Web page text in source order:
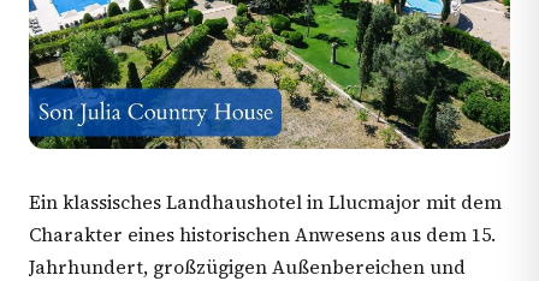
Ein klassisches Landhaushotel in Llucmajor mit dem
Charakter eines historischen Anwesens aus dem 15.
Jahrhundert, großzügigen Außenbereichen und